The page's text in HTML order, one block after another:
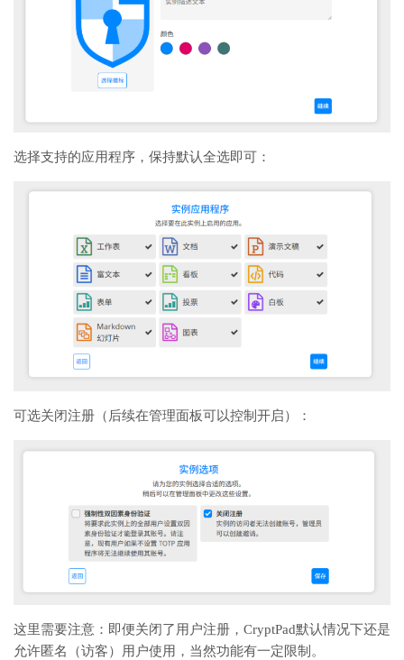
选择支持的应用程序，保持默认全选即可：
可选关闭注册（后续在管理面板可以控制开启）：
这里需要注意：即便关闭了用户注册，CryptPad默认情况下还是
允许匿名（访客）用户使用，当然功能有一定限制。